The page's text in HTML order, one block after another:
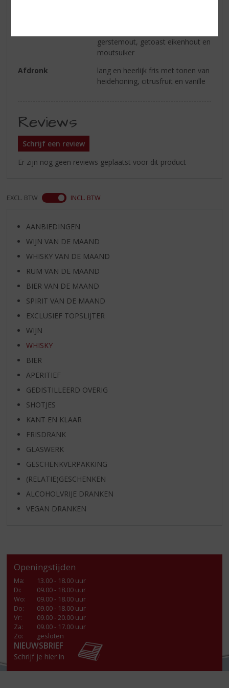
gerstemout, getoast eikenhout en
moutsuiker
Afdronk
lang en heerlijk fris met tonen van
heidehoning, citrusfruit en vanille
Reviews
Schrijf een review
Er zijn nog geen reviews geplaatst voor dit product
EXCL. BTW INCL. BTW
AANBIEDINGEN
WIJN VAN DE MAAND
WHISKY VAN DE MAAND
RUM VAN DE MAAND
BIER VAN DE MAAND
SPIRIT VAN DE MAAND
EXCLUSIEF TOPSLIJTER
WIJN
WHISKY
BIER
APERITIEF
GEDISTILLEERD OVERIG
SHOTJES
KANT EN KLAAR
FRISDRANK
GLASWERK
GESCHENKVERPAKKING
(RELATIE)GESCHENKEN
ALCOHOLVRIJE DRANKEN
VEGAN DRANKEN
Openingstijden
Ma:
13.00 - 18.00 uur
Di:
09.00 - 18.00 uur
Wo:
09.00 - 18.00 uur
Do:
09.00 - 18.00 uur
Vr:
09.00 - 20.00 uur
Za:
09.00 - 17.00 uur
Zo:
gesloten
NIEUWSBRIEF
Schrijf je hier in